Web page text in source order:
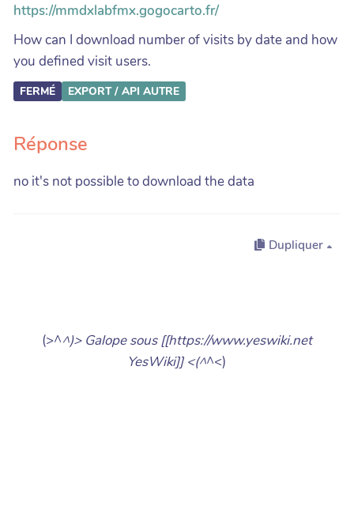
https://mmdxlabfmx.gogocarto.fr/
How can I download number of visits by date and how
you defined visit users.
FERMÉ EXPORT / API AUTRE
Réponse
no it's not possible to download the data
Dupliquer
(>^^)> Galope sous [[https://www.yeswiki.net
YesWiki]] <(^^<)